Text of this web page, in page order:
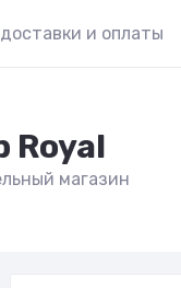
и оплаты
Royal
магазин